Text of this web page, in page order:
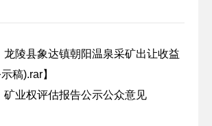
龙陵县象达镇朝阳温泉采矿出让收益
稿).rar】
矿业权评估报告公示公众意见